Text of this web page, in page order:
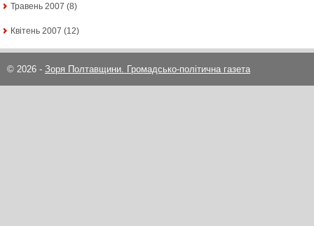
Травень 2007 (8)
Квітень 2007 (12)
© 2026 - Зоря Полтавщини. Громадсько-політична газета